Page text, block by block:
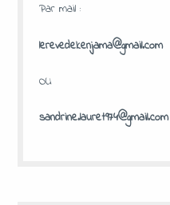
Par mail :
lerevedekenjama@gmail.com
OU
sandrine.lauret974@gmail.com